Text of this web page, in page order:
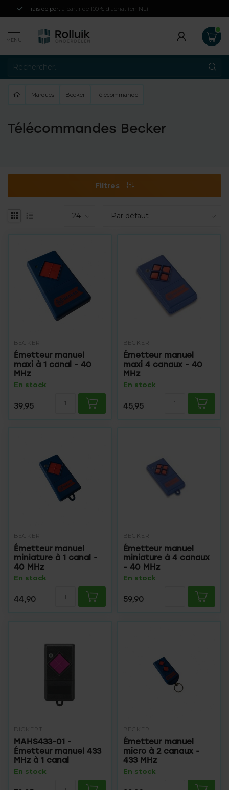
Frais de port à partir de 100 € d'achat (en NL)
MENU
Marques Becker Télécommande
Télécommandes Becker
Filtres
BECKER
Émetteur manuel
maxi à 1 canal - 40
MHz
En stock
39,95
BECKER
Émetteur manuel
maxi 4 canaux - 40
MHz
En stock
45,95
BECKER
Émetteur manuel
miniature à 1 canal -
40 MHz
En stock
44,90
BECKER
Émetteur manuel
miniature à 4 canaux
- 40 MHz
En stock
59,90
DICKERT
MAHS433-01 -
Émetteur manuel 433
MHz à 1 canal
En stock
BECKER
Émetteur manuel
micro à 2 canaux -
433 MHz
En stock